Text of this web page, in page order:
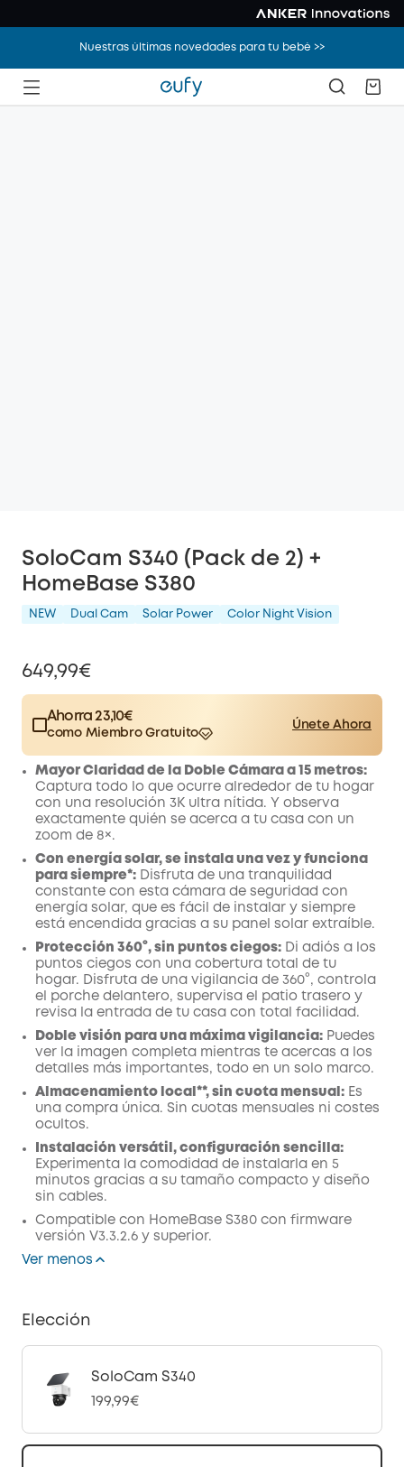
Nuestras últimas novedades para tu bebé >>
SoloCam S340 (Pack de 2) +
HomeBase S380
NEW Dual Cam Solar Power Color Night Vision
649,99€
Ahorra 23,10€
como Miembro Gratuito
Únete Ahora
$15.00 /mes
Save 23,10€ Now
worth more than 23,10€
Other Benefits
Mayor Claridad de la Doble Cámara a 15 metros:
Captura todo lo que ocurre alrededor de tu hogar
con una resolución 3K ultra nítida. Y observa
exactamente quién se acerca a tu casa con un
zoom de 8×.
Con energía solar, se instala una vez y funciona
para siempre*: Disfruta de una tranquilidad
constante con esta cámara de seguridad con
energía solar, que es fácil de instalar y siempre
está encendida gracias a su panel solar extraíble.
Protección 360°, sin puntos ciegos: Di adiós a los
puntos ciegos con una cobertura total de tu
hogar. Disfruta de una vigilancia de 360°, controla
el porche delantero, supervisa el patio trasero y
revisa la entrada de tu casa con total facilidad.
Doble visión para una máxima vigilancia: Puedes
ver la imagen completa mientras te acercas a los
detalles más importantes, todo en un solo marco.
Almacenamiento local**, sin cuota mensual: Es
una compra única. Sin cuotas mensuales ni costes
ocultos.
Instalación versátil, configuración sencilla:
Experimenta la comodidad de instalarla en 5
minutos gracias a su tamaño compacto y diseño
sin cables.
Compatible con HomeBase S380 con firmware
versión V3.3.2.6 y superior.
Ver menos
Elección
SoloCam S340
199,99€